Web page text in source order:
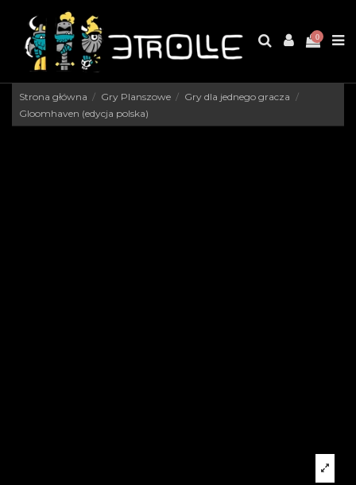
0
Strona główna Gry Planszowe
Gry dla jednego gracza
Gloomhaven (edycja polska)